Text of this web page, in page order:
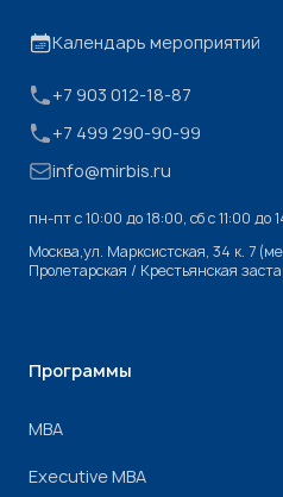
Календарь мероприятий
+7 903 012-18-87
+7 499 290-90-99
info@mirbis.ru
пн-пт с 10:00 до 18:00, cб с 11:00 до
Москва,ул. Марксистская, 34 к. 7
Пролетарская / Крестьянская
Программы
МВА
Executive MBA